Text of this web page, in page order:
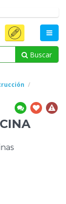
Buscar